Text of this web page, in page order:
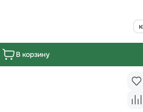
В корзину